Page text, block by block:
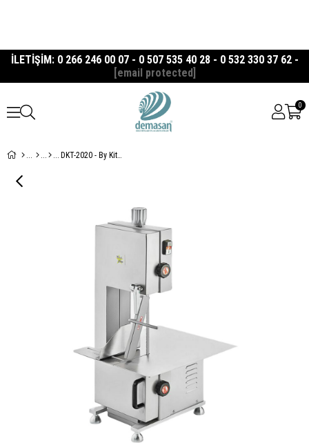
İLETİŞİM: 0 266 246 00 07 - 0 507 535 40 28 - 0 532 330 37 62 -
[email protected]
0
DKT-2020 - By Kitchen Et Kemik Testeresi, 202 Cm